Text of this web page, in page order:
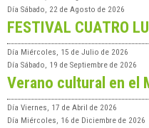
Día Sábado, 22 de Agosto de 2026
FESTIVAL CUATRO
Día Miércoles, 15 de Julio de 2026
Día Sábado, 19 de Septiembre de 2026
Verano cultural en el
Día Viernes, 17 de Abril de 2026
Día Miércoles, 16 de Diciembre de 2026